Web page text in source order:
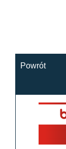
Powrót